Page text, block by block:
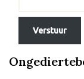
Verstuur